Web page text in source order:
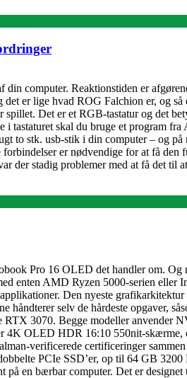
din computer. Reaktionstiden er
er lige hvad ROG Falchion er, og
Det er et RGB-tastatur og det
skal du bruge et program
to stk. usb-stik i din computer – og
er nødvendige for at få
der stadig problemer med at få det til
Pro 16 OLED det handler om.
enten AMD Ryzen 5000-serien
Den nyeste
selv de hårdeste opgaver,
3070. Begge modeller
4K OLED HDR 16:10 550nit-
verificerede certificeringer
PCIe SSD’er, op til 64 GB
en bærbar computer. Det er